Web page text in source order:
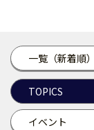
一覧（新着順）
TOPICS
イベント